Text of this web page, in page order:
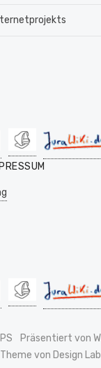
Präsentiert von
Theme von Design Lab